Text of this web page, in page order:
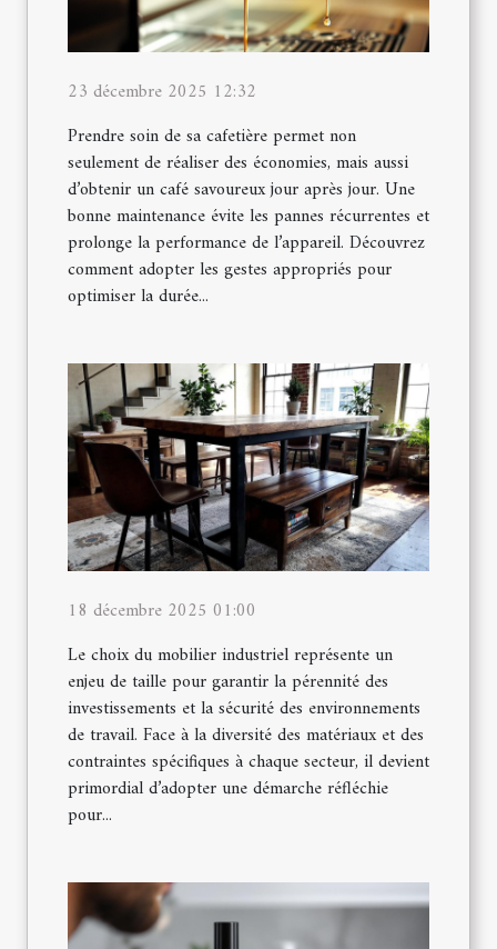
23 décembre 2025 12:32
Prendre soin de sa cafetière permet non
seulement de réaliser des économies, mais aussi
d’obtenir un café savoureux jour après jour. Une
bonne maintenance évite les pannes récurrentes et
prolonge la performance de l’appareil. Découvrez
comment adopter les gestes appropriés pour
optimiser la durée...
18 décembre 2025 01:00
Le choix du mobilier industriel représente un
enjeu de taille pour garantir la pérennité des
investissements et la sécurité des environnements
de travail. Face à la diversité des matériaux et des
contraintes spécifiques à chaque secteur, il devient
primordial d’adopter une démarche réfléchie
pour...